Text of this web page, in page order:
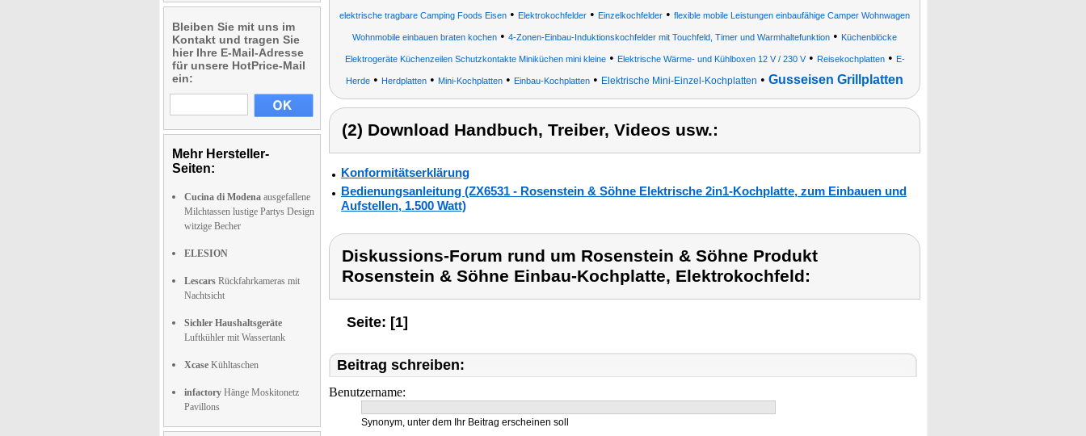
Bleiben Sie mit uns im
Kontakt und tragen Sie
hier Ihre E-Mail-Adresse
für unsere HotPrice-Mail
ein:
Mehr Hersteller-
Seiten:
Cucina di Modena ausgefallene
Milchtassen lustige Partys Design
witzige Becher
ELESION
Lescars Rückfahrkameras mit
Nachtsicht
Sichler Haushaltsgeräte
Luftkühler mit Wassertank
Xcase Kühltaschen
infactory Hänge Moskitonetz
Pavillons
elektrische tragbare Camping Foods Eisen • Elektrokochfelder • Einzelkochfelder • flexible mobile Leistungen einbaufähige Camper Wohnwagen
Wohnmobile einbauen braten kochen • 4-Zonen-Einbau-Induktionskochfelder mit Touchfeld, Timer und Warmhaltefunktion • Küchenblöcke
Elektrogeräte Küchenzeilen Schutzkontakte Miniküchen mini kleine• Elektrische Wärme- und Kühlboxen 12 V / 230 V• Reisekochplatten• E-
Herde • Herdplatten • Mini-Kochplatten • Einbau-Kochplatten • Elektrische Mini-Einzel-Kochplatten • Gusseisen Grillplatten
(2) Download Handbuch, Treiber, Videos usw.:
Konformitätserklärung
Bedienungsanleitung (ZX6531 - Rosenstein & Söhne Elektrische 2in1-Kochplatte, zum Einbauen und
Aufstellen, 1.500 Watt)
Diskussions-Forum rund um Rosenstein & Söhne Produkt
Rosenstein & Söhne Einbau-Kochplatte, Elektrokochfeld:
Seite: [1]
Beitrag schreiben:
Benutzername:
Synonym, unter dem Ihr Beitrag erscheinen soll